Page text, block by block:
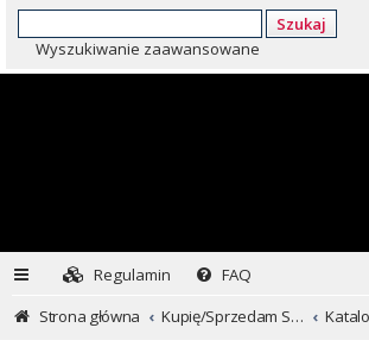
Szukaj
Wyszukiwanie zaawansowane
Regulamin
FAQ
Strona główna
Kupię/Sprzedam Subaru i nie tylko...